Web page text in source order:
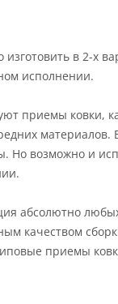
в 2-х
исполнении.
приемы ковки,
материалов.
Но возможно и
абсолютно
качеством
приемы